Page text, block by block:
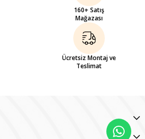
160+ Satış
Mağazası
Ücretsiz Montaj ve
Teslimat